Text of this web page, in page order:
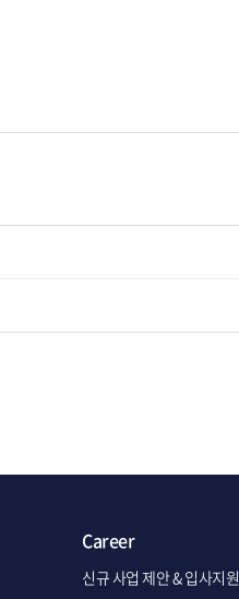
Career
신규 사업 제안 & 입사지원